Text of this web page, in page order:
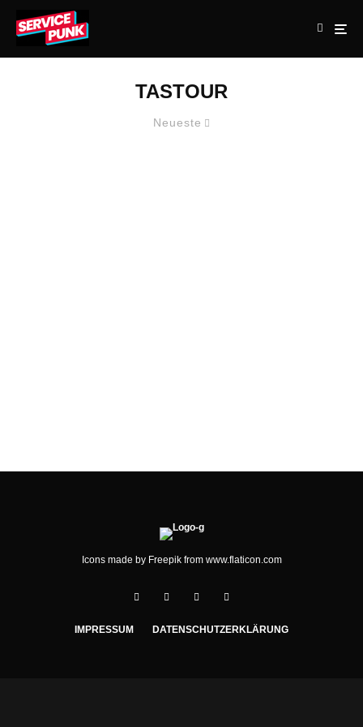
TASTOUR
Neueste
Icons made by Freepikfrom www.flaticon.com
IMPRESSUM DATENSCHUTZERKLÄRUNG